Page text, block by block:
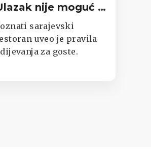
nije moguć u
i
sarajevski
uveo je pravila
za goste.